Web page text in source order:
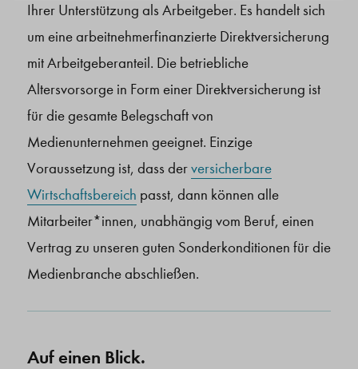
Ihrer Unterstützung als Arbeitgeber. Es handelt sich
um eine arbeitnehmerfinanzierte Direktversicherung
mit Arbeitgeberanteil. Die betriebliche
Altersvorsorge in Form einer Direktversicherung ist
für die gesamte Belegschaft von
Medienunternehmen geeignet. Einzige
Voraussetzung ist, dass derversicherbare
Wirtschaftsbereich passt, dann können alle
Mitarbeiter*innen, unabhängig vom Beruf, einen
Vertrag zu unseren guten Sonderkonditionen für die
Medienbranche abschließen.
Auf einen Blick.